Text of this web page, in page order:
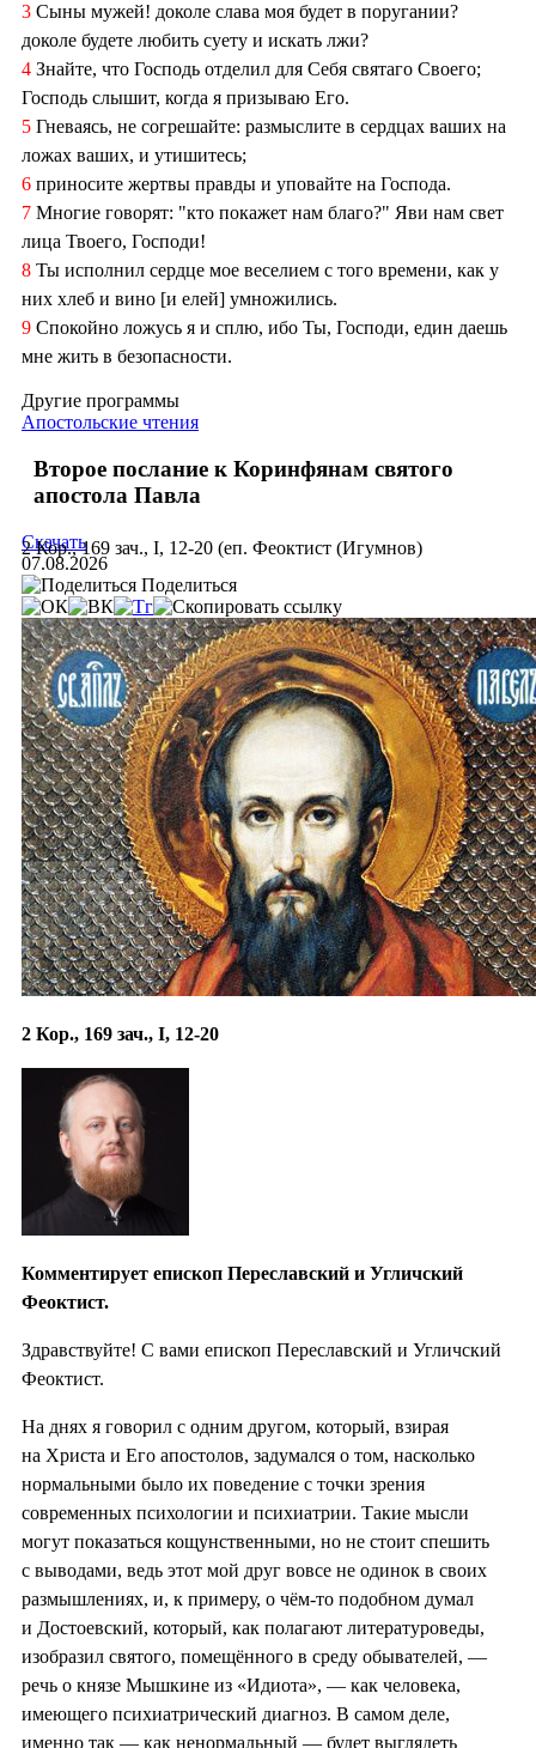
3 Сыны мужей! доколе слава моя будет в поругании?
доколе будете любить суету и искать лжи?
4 Знайте, что Господь отделил для Себя святаго Своего;
Господь слышит, когда я призываю Его.
5 Гневаясь, не согрешайте: размыслите в сердцах ваших на
ложах ваших, и утишитесь;
6 приносите жертвы правды и уповайте на Господа.
7 Многие говорят: "кто покажет нам благо?" Яви нам свет
лица Твоего, Господи!
8 Ты исполнил сердце мое веселием с того времени, как у
них хлеб и вино [и елей] умножились.
9 Спокойно ложусь я и сплю, ибо Ты, Господи, един даешь
мне жить в безопасности.
Другие программы
Апостольские чтения
Второе послание к Коринфянам святого
апостола Павла
2 Кор., 169 зач., I, 12-20 (еп. Феоктист (Игумнов)
Скачать
07.08.2026
Поделиться
2 Кор., 169 зач., I, 12-20
Комментирует епископ Переславский и Угличский
Феоктист.
Здравствуйте! С вами епископ Переславский и Угличский
Феоктист.
На днях я говорил с одним другом, который, взирая
на Христа и Его апостолов, задумался о том, насколько
нормальными было их поведение с точки зрения
современных психологии и психиатрии. Такие мысли
могут показаться кощунственными, но не стоит спешить
с выводами, ведь этот мой друг вовсе не одинок в своих
размышлениях, и, к примеру, о чём-то подобном думал
и Достоевский, который, как полагают литературоведы,
изобразил святого, помещённого в среду обывателей, —
речь о князе Мышкине из «Идиота», — как человека,
имеющего психиатрический диагноз. В самом деле,
именно так — как ненормальный — будет выглядеть